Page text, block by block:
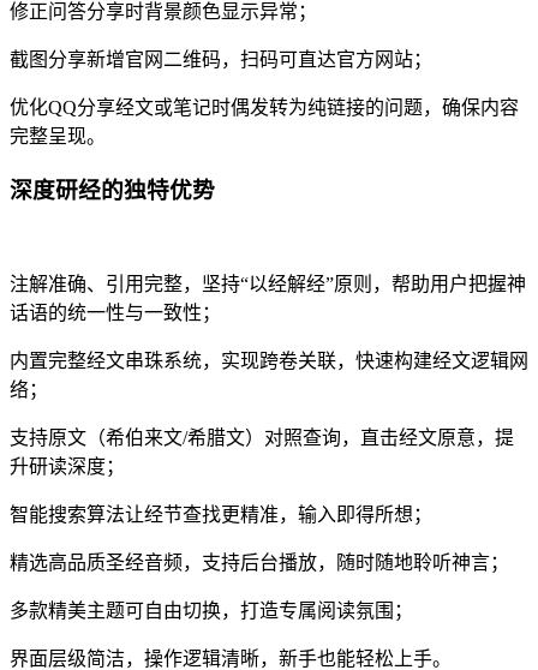
修正问答分享时背景颜色显示异常；
截图分享新增官网二维码，扫码可直达官方网站；
优化QQ分享经文或笔记时偶发转为纯链接的问题，确保内容
完整呈现。
深度研经的独特优势
注解准确、引用完整，坚持“以经解经”原则，帮助用户把握神
话语的统一性与一致性；
内置完整经文串珠系统，实现跨卷关联，快速构建经文逻辑网
络；
支持原文（希伯来文/希腊文）对照查询，直击经文原意，提
升研读深度；
智能搜索算法让经节查找更精准，输入即得所想；
精选高品质圣经音频，支持后台播放，随时随地聆听神言；
多款精美主题可自由切换，打造专属阅读氛围；
界面层级简洁，操作逻辑清晰，新手也能轻松上手。